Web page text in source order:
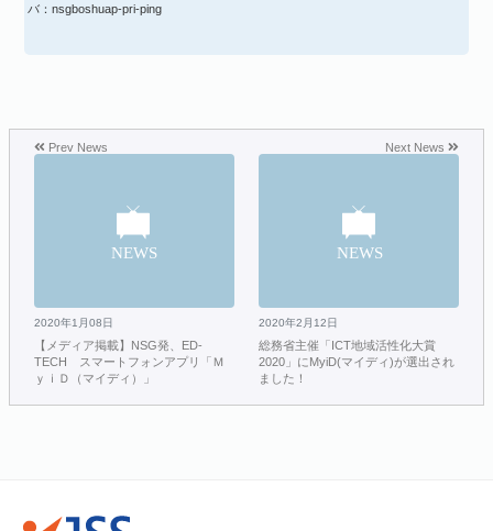
バ：nsgboshuap-pri-ping
Prev News
2020年1月08日
【メディア掲載】NSG発、ED-
TECH スマートフォンアプリ「Ｍ
ｙｉＤ（マイディ）」
Next News
2020年2月12日
総務省主催「ICT地域活性化大賞
2020」にMyiD(マイディ)が選出され
ました！